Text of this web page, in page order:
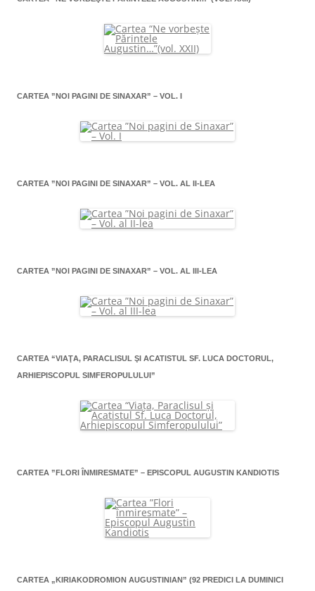
CARTEA ”NOI PAGINI DE SINAXAR” – VOL. I
CARTEA ”NOI PAGINI DE SINAXAR” – VOL. AL II-LEA
CARTEA ”NOI PAGINI DE SINAXAR” – VOL. AL III-LEA
CARTEA “VIAŢA, PARACLISUL ŞI ACATISTUL SF. LUCA DOCTORUL,
ARHIEPISCOPUL SIMFEROPULULUI”
CARTEA ”FLORI ÎNMIRESMATE” – EPISCOPUL AUGUSTIN KANDIOTIS
CARTEA „KIRIAKODROMION AUGUSTINIAN” (92 PREDICI LA DUMINICI